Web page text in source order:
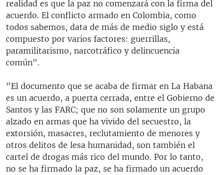
realidad es que la paz no comenzará con la firma del
acuerdo. El conflicto armado en Colombia, como
todos sabemos, data de más de medio siglo y está
compuesto por varios factores: guerrillas,
paramilitarismo, narcotráfico y delincuencia
común".
"El documento que se acaba de firmar en La Habana
es un acuerdo, a puerta cerrada, entre el Gobierno de
Santos y las FARC; que no son solamente un grupo
alzado en armas que ha vivido del secuestro, la
extorsión, masacres, reclutamiento de menores y
otros delitos de lesa humanidad, son también el
cartel de drogas más rico del mundo. Por lo tanto,
no se ha firmado la paz, se ha firmado un acuerdo